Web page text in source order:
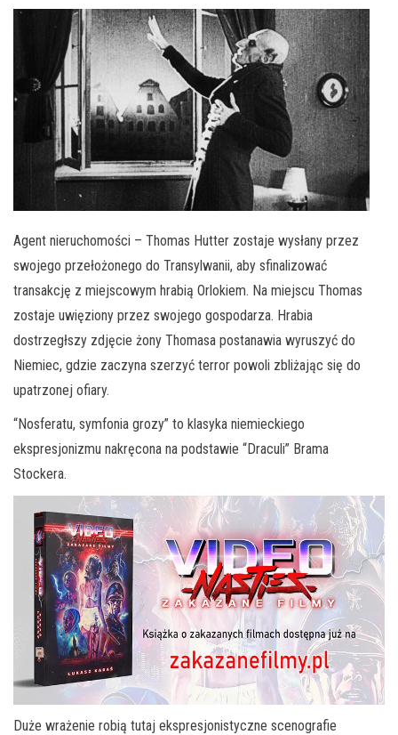
Agent nieruchomości – Thomas Hutter zostaje wysłany przez
swojego przełożonego do Transylwanii, aby sfinalizować
transakcję z miejscowym hrabią Orlokiem. Na miejscu Thomas
zostaje uwięziony przez swojego gospodarza. Hrabia
dostrzegłszy zdjęcie żony Thomasa postanawia wyruszyć do
Niemiec, gdzie zaczyna szerzyć terror powoli zbliżając się do
upatrzonej ofiary.
“Nosferatu, symfonia grozy” to klasyka niemieckiego
ekspresjonizmu nakręcona na podstawie “Draculi” Brama
Stockera.
Duże wrażenie robią tutaj ekspresjonistyczne scenografie